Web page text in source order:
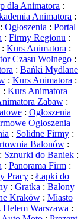
dla Animatora :
Animatora :
: Ogłoszenia : Portal
: Firmy Regionu :
: Kurs Animatora :
Czasu Wolnego :
: Bańki Mydlane
: Kurs Animatora :
: Kurs Animatora
Zabaw :
: Ogłoszenia
Ogłoszenia
: Solidne Firmy :
Balonów :
Sznurki do Baniek:
: Panorama Firm:
Pracy: Łapki do
: Gratka : Balony
Kraków: Miasto
Warszawa: